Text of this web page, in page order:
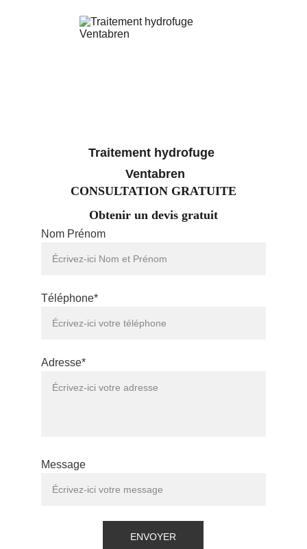
Nom Prénom
Téléphone*
Adresse*
Message
ENVOYER
Traitement hydrofuge
Ventabren
CONSULTATION GRATUITE
Obtenir un devis gratuit